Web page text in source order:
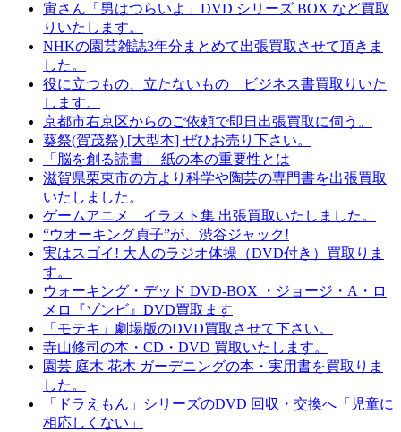
寅さん「男はつらいよ」DVD シリーズ BOX など買取
りいたします。
NHKの園芸雑誌3年分まとめて出張買取させて頂きま
した。
役に立つもの、立たないもの ビジネス書買取りいた
します。
京都市右京区からのご依頼で即日出張買取に伺う。
葵祭(賀茂祭) [大型本] ぜひお売り下さい。
「脳を創る読書」 紙の本の重要性とは
滋賀県栗東市の方より科学や陶芸の専門書を出張買取
いたしました。
ゲームアニメ イラスト集 出張買取いたしました。
“ウオーキング貞子”が、渋谷ジャック!
実はスゴイ! 大人のラジオ体操（DVD付き）買取りま
す。
ウォーキング・デッド DVD-BOX ・ジョージ・A・ロ
メロ『ゾンビ』DVD買取ます
「モテキ」劇場版のDVD買取させて下さい。
寺山修司の本・CD・DVD 買取いたします。
園芸 庭木 花木 ガーデニングの本・実用書を買取りま
した。
「ドラえもん」シリーズのDVD 回収・交換へ「児童に
相応しくない」